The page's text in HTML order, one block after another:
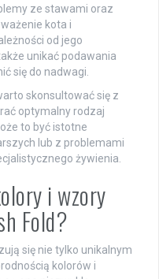
ze stawami oraz
kota i
od jego
unikać podawania
się do nadwagi.
skonsultować się z
optymalny rodzaj
to być istotne
lub z problemami
żywienia.
i wzory
Fold?
się nie tylko unikalnym
kolorów i